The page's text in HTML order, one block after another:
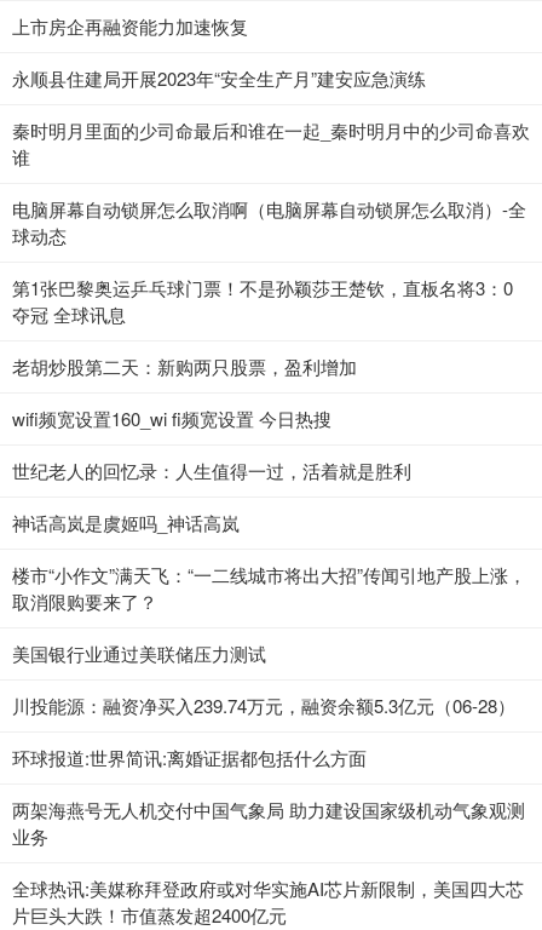
上市房企再融资能力加速恢复
永顺县住建局开展2023年“安全生产月”建安应急演练
秦时明月里面的少司命最后和谁在一起_秦时明月中的少司命喜欢
谁
电脑屏幕自动锁屏怎么取消啊（电脑屏幕自动锁屏怎么取消）-全
球动态
第1张巴黎奥运乒乓球门票！不是孙颖莎王楚钦，直板名将3：0
夺冠 全球讯息
老胡炒股第二天：新购两只股票，盈利增加
wifi频宽设置160_wi fi频宽设置 今日热搜
世纪老人的回忆录：人生值得一过，活着就是胜利
神话高岚是虞姬吗_神话高岚
楼市“小作文”满天飞：“一二线城市将出大招”传闻引地产股上涨，
取消限购要来了？
美国银行业通过美联储压力测试
川投能源：融资净买入239.74万元，融资余额5.3亿元（06-28）
环球报道:世界简讯:离婚证据都包括什么方面
两架海燕号无人机交付中国气象局 助力建设国家级机动气象观测
业务
全球热讯:美媒称拜登政府或对华实施AI芯片新限制，美国四大芯
片巨头大跌！市值蒸发超2400亿元